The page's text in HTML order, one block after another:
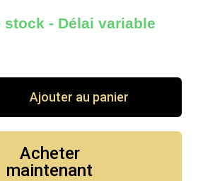
stock - Délai variable
Ajouter au panier
Acheter
maintenant